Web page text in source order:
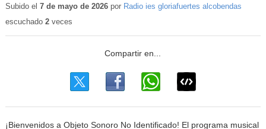
Subido el 7 de mayo de 2026por Radio ies gloriafuertes alcobendas
escuchado 2veces
¡Bienvenidos a Objeto Sonoro No Identificado! El programa musical